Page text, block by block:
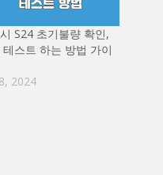
S24 초기불량 확인,
테스트 하는 방법 가이
2024